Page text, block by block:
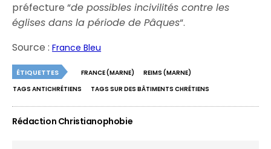
préfecture “de possibles incivilités contre les
églises dans la période de Pâques“.
Source :France Bleu
ÉTIQUETTES FRANCE (MARNE)
REIMS (MARNE)
TAGS ANTICHRÉTIENS
TAGS SUR DES BÂTIMENTS CHRÉTIENS
Rédaction Christianophobie